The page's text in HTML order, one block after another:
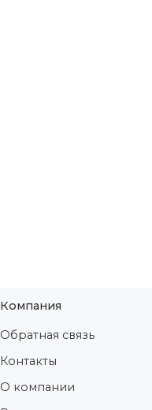
Компания
Обратная связь
Контакты
О компании